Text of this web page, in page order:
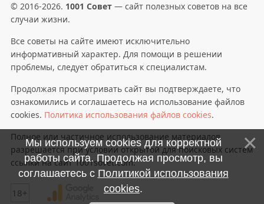
© 2016-2026. 1001 Совет— сайт полезных советов на все
случаи жизни.
Все советы на сайте имеют исключительно
информативный характер. Для помощи в решении
проблемы, следует обратиться к специалистам.
Продолжая просматривать сайт вы подтверждаете, что
ознакомились и соглашаетесь на использование файлов
cookies. Политика использования файлов cookies.
Полное или частичное использование материалов
разрешается при условии открытой для поисковых систем
ссылки на сайт 1001sovet.com.
18+
Мы используем cookies для корректной
работы сайта. Продолжая просмотр, вы
соглашаетесь с Политикой использования
cookies.